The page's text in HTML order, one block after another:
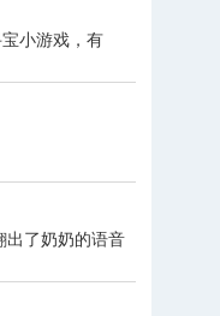
小游戏，有
出了奶奶的语音